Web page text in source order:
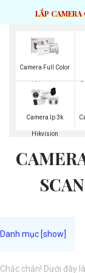
LẮP CAMERA
Camera Full Color
Hikvision
Camera Ip 3k
Hikvision
Chắc chắn! Dưới đây